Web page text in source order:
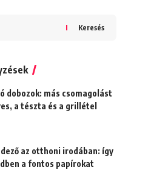
Keresés
dobozok: más csomagolást
a tészta és a grillétel
az otthoni irodában: így
a fontos papírokat